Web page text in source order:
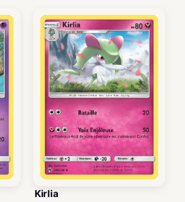
Kirlia